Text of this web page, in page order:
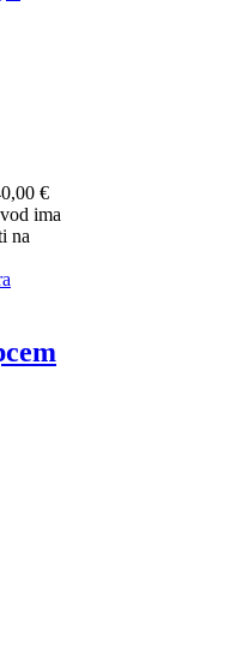
€
ima
na